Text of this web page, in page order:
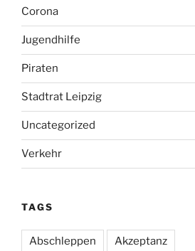
Corona
Jugendhilfe
Piraten
Stadtrat Leipzig
Uncategorized
Verkehr
TAGS
Abschleppen Akzeptanz